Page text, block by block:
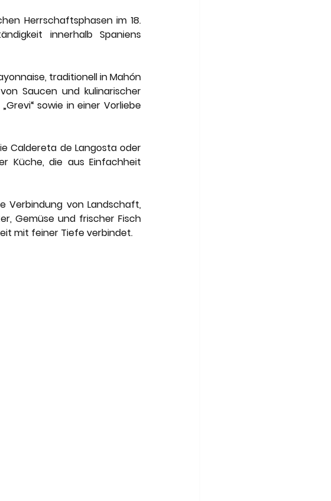
Herrschaftsphasen im 18.
innerhalb Spaniens
traditionell in Mahón
Saucen und kulinarischer
sowie in einer Vorliebe
Caldereta de Langosta oder
Küche, die aus Einfachheit
Verbindung von Landschaft,
Gemüse und frischer Fisch
mit feiner Tiefe verbindet.